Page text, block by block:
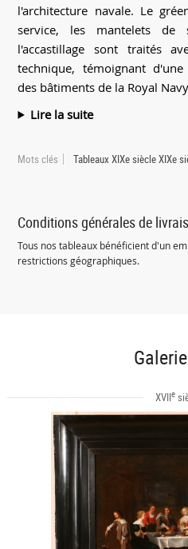
l'architecture navale. Le
service, les mantelets de
l'accastillage sont traités
technique, témoignant
des bâtiments de la Royal
Lire la suite
Mots clés Tableaux XIXe siècle XIXe
Conditions générales de
Tous nos tableaux bénéficient d'un
restrictions géographiques.
XVIIe